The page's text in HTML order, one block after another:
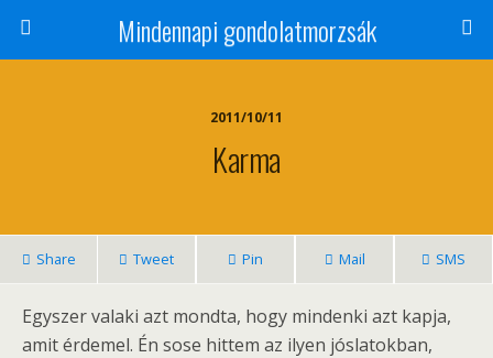
Mindennapi gondolatmorzsák
2011/10/11
Karma
Share Tweet Pin Mail SMS
Egyszer valaki azt mondta, hogy mindenki azt kapja,
amit érdemel. Én sose hittem az ilyen jóslatokban,